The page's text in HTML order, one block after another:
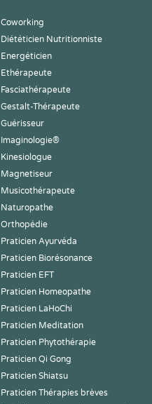
Coworking
Diététicien Nutritionniste
Energéticien
Ethérapeute
Fasciathérapeute
Gestalt-Thérapeute
Guérisseur
Imaginologie®
Kinesiologue
Magnetiseur
Musicothérapeute
Naturopathe
Orthopédie
Praticien Ayurvéda
Praticien Biorésonance
Praticien EFT
Praticien Homeopathe
Praticien LaHoChi
Praticien Meditation
Praticien Phytothérapie
Praticien Qi Gong
Praticien Shiatsu
Praticien Thérapies brèves